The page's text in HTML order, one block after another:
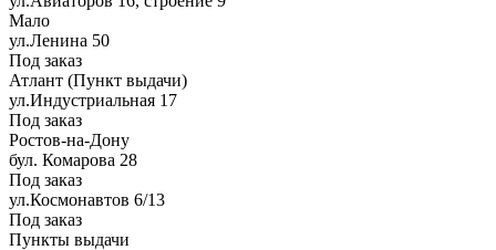
Мало
ул.Ленина 50
Под заказ
Атлант (Пункт выдачи)
ул.Индустриальная 17
Под заказ
Ростов-на-Дону
бул. Комарова 28
Под заказ
ул.Космонавтов 6/13
Под заказ
Пункты выдачи